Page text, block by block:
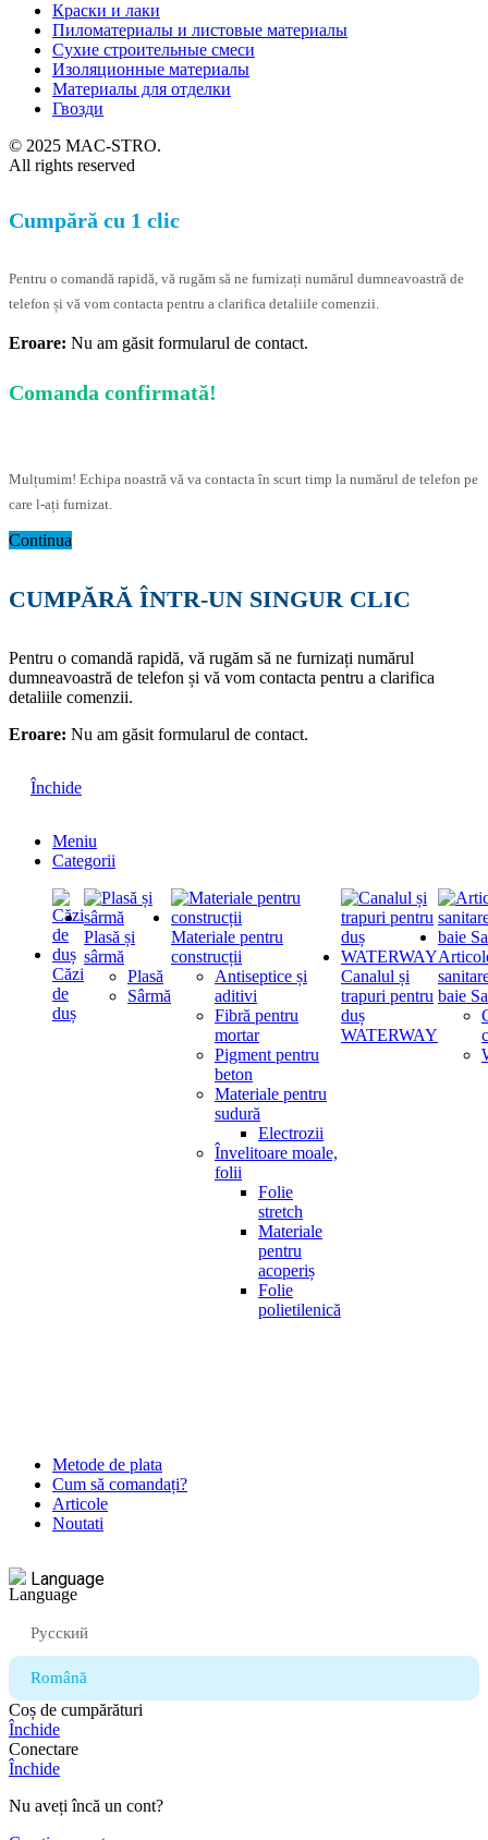
Краски и лаки
Пиломатериалы и листовые материалы
Сухие строительные смеси
Изоляционные материалы
Материалы для отделки
Гвозди
© 2025 MAC-STRO.
All rights reserved
Cumpără cu 1 clic
Pentru o comandă rapidă, vă rugăm să ne furnizați numărul dumneavoastră de
telefon și vă vom contacta pentru a clarifica detaliile comenzii.
Eroare: Nu am găsit formularul de contact.
Comanda confirmată!
Mulțumim! Echipa noastră vă va contacta în scurt timp la numărul de telefon pe
care l-ați furnizat.
Continua
CUMPĂRĂ ÎNTR-UN SINGUR CLIC
Pentru o comandă rapidă, vă rugăm să ne furnizați numărul
dumneavoastră de telefon și vă vom contacta pentru a clarifica
detaliile comenzii.
Eroare: Nu am găsit formularul de contact.
Închide
Meniu
Categorii
Căzi
de
duș
Plasă și
sârmă
Plasă
Sârmă
Materiale pentru
construcții
Antiseptice și
aditivi
Fibră pentru
mortar
Pigment pentru
beton
Materiale pentru
sudură
Electrozii
Învelitoare moale,
folii
Folie
stretch
Materiale
pentru
acoperiș
Folie
polietilenică
Canalul și
trapuri pentru
duș
WATERWAY
baie
Metode de plata
Cum să comandați?
Articole
Noutati
Language
Русский
Română
Coș de cumpărături
Închide
Conectare
Închide
Nu aveți încă un cont?